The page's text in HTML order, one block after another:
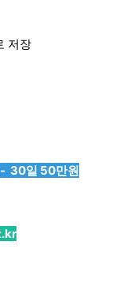
저장
- 30일 50만원